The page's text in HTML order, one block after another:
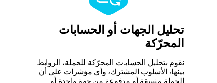
تحليل الجهات أو الحسابات
المحرّكة
نقوم بتحليل الحسابات المحرّكة للحملة، الروابط
بينها، الأسلوب المشترك، وأي مؤشرات على أن
الحملة منسقة أو مدفوعة من جهة واحدة أو